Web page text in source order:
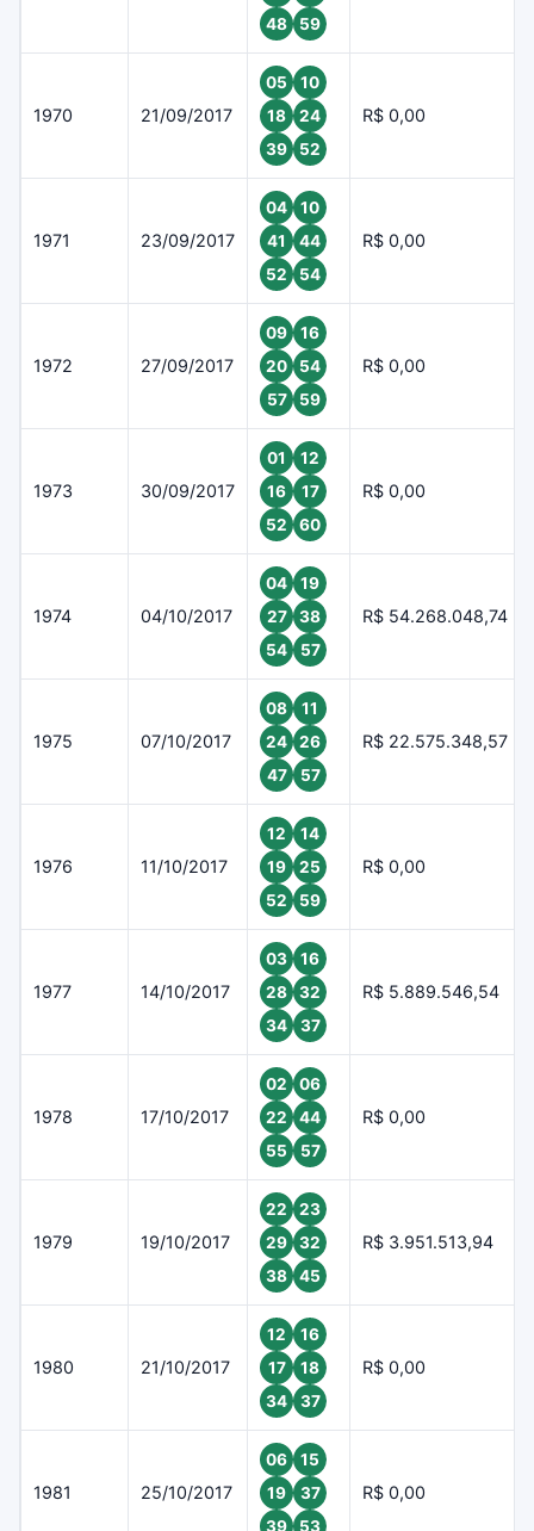
48
59
1970 21/09/2017
05
10
18
24
39
52
R$ 0,00
1971 23/09/2017
04
10
41
44
52
54
R$ 0,00
1972 27/09/2017
09
16
20
54
57
59
R$ 0,00
1973 30/09/2017
01
12
16
17
52
60
R$ 0,00
1974 04/10/2017
04
19
27
38
54
57
R$ 54.268.048,74
1975 07/10/2017
08
11
24
26
47
57
R$ 22.575.348,57
1976 11/10/2017
12
14
19
25
52
59
R$ 0,00
1977 14/10/2017
03
16
28
32
34
37
R$ 5.889.546,54
1978 17/10/2017
02
06
22
44
55
57
R$ 0,00
1979 19/10/2017
22
23
29
32
38
45
R$ 3.951.513,94
1980 21/10/2017
12
16
17
18
34
37
R$ 0,00
1981 25/10/2017
06
15
19
37
39
53
R$ 0,00